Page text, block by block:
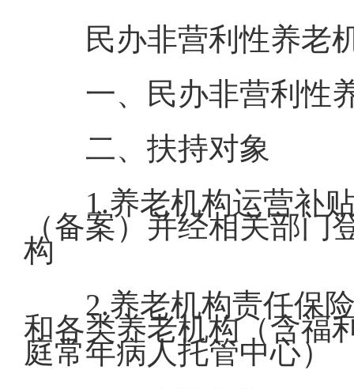
民办非营利性养老
一、民办非营利性
二、扶持对象
1.养老机构运营补
（备案）并经相关部门
构
2.养老机构责任保
和各类养老机构（含福
庭常年病人托管中心）